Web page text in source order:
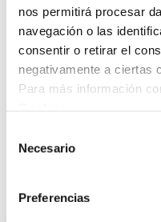
nos permitirá procesar
navegación o las
consentir o retirar el
negativamente a ciertas
Para más información
Necesario
Preferencias
Click&Collect - Recogida
en nuestras tiendas
También te puede interesar